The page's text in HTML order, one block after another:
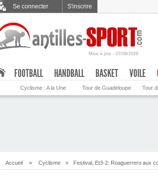
Se connecter S'inscrire
Mise à jour - 07/08/2026
FOOTBALL HANDBALL BASKET VOILE
Cyclisme : A la Une Tour de Guadeloupe Tour
Accueil » Cyclisme » Festival, Et3-2: Roaguerrero aux